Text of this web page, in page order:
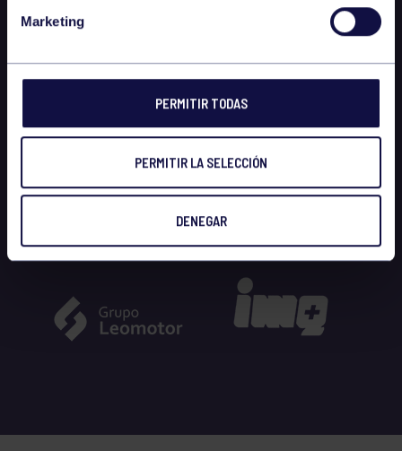
Marketing
PERMITIR TODAS
PERMITIR LA SELECCIÓN
DENEGAR